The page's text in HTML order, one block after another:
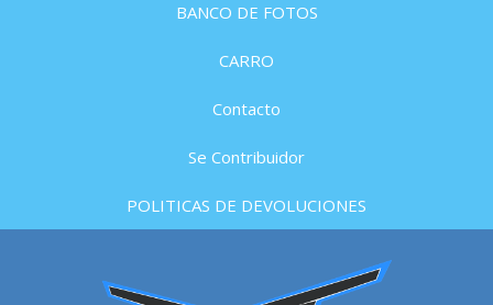
BANCO DE FOTOS
CARRO
Contacto
Se Contribuidor
POLITICAS DE DEVOLUCIONES